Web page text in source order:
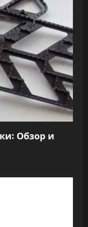
Обзор и